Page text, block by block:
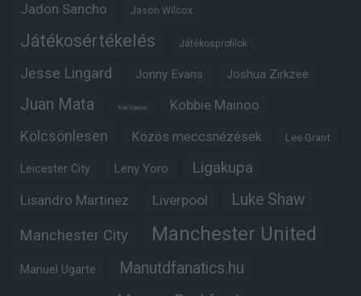
Jadon Sancho Jason Wilcox
Játékosértékelés Játékosprofilok
Jesse Lingard Jonny Evans Joshua Zirkzee
Juan Mata Karl Darlow Kobbie Mainoo
Kölcsönlesen Közös meccsnézések Lee Grant
Leicester City Leny Yoro Ligakupa
Lisandro Martinez Liverpool Luke Shaw
Manchester City Manchester United
Manuel Ugarte Manutdfanatics.hu